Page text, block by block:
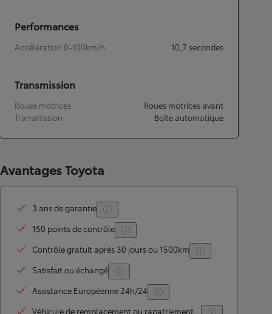
Performances
Accélération 0-100km/h 10,7 secondes
Transmission
Roues motrices
Roues motrices avant
Transmission
Boîte automatique
Avantages Toyota
3 ans de garantie
150 points de contrôle
Contrôle gratuit après 30 jours ou 1500km
Satisfait ou échangé
Assistance Européenne 24h/24
Véhicule de remplacement ou rapatriement